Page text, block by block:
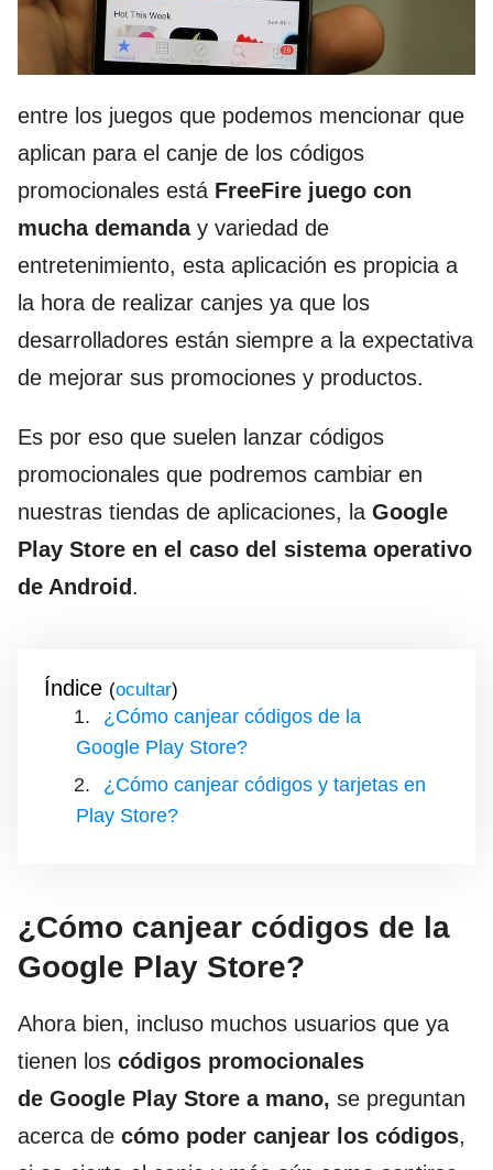
entre los juegos que podemos mencionar que
aplican para el canje de los códigos
promocionales está FreeFire juego con
mucha demanday variedad de
entretenimiento, esta aplicación es propicia a
la hora de realizar canjes ya que los
desarrolladores están siempre a la expectativa
de mejorar sus promociones y productos.
Es por eso que suelen lanzar códigos
promocionales que podremos cambiar en
nuestras tiendas de aplicaciones, la Google
Play Store en el caso del sistema operativo
de Android .
Índice ( )
¿Cómo canjear códigos de la
Google Play Store?
¿Cómo canjear códigos y tarjetas en
Play Store?
¿Cómo canjear códigos de la
Google Play Store?
Ahora bien, incluso muchos usuarios que ya
tienen los códigos promocionales
de Google Play Store a mano, se preguntan
acerca de cómo poder canjear los códigos,